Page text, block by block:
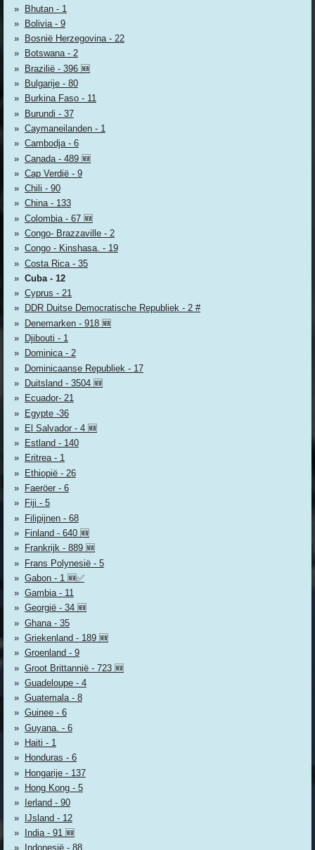
Bhutan - 1
Bolivia - 9
Bosnië Herzegovina - 22
Botswana - 2
Brazilië - 396 🆕
Bulgarije - 80
Burkina Faso - 11
Burundi - 37
Caymaneilanden - 1
Cambodja - 6
Canada - 489 🆕
Cap Verdië - 9
Chili - 90
China - 133
Colombia - 67 🆕
Congo- Brazzaville - 2
Congo - Kinshasa. - 19
Costa Rica - 35
Cuba - 12
Cyprus - 21
DDR Duitse Democratische Republiek - 2 #
Denemarken - 918 🆕
Djibouti - 1
Dominica - 2
Dominicaanse Republiek - 17
Duitsland - 3504 🆕
Ecuador- 21
Egypte -36
El Salvador - 4 🆕
Estland - 140
Eritrea - 1
Ethiopië - 26
Faeröer - 6
Fiji - 5
Filipijnen - 68
Finland - 640 🆕
Frankrijk - 889 🆕
Frans Polynesië - 5
Gabon - 1 🆕✅
Gambia - 11
Georgië - 34 🆕
Ghana - 35
Griekenland - 189 🆕
Groenland - 9
Groot Brittannië - 723 🆕
Guadeloupe - 4
Guatemala - 8
Guinee - 6
Guyana. - 6
Haiti - 1
Honduras - 6
Hongarije - 137
Hong Kong - 5
Ierland - 90
IJsland - 12
India - 91 🆕
Indonesië - 88